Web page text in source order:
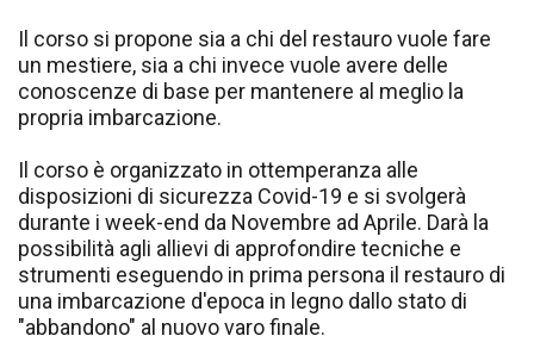
Il corso si propone sia a chi del restauro vuole fare
un mestiere, sia a chi invece vuole avere delle
conoscenze di base per mantenere al meglio la
propria imbarcazione.
Il corso è organizzato in ottemperanza alle
disposizioni di sicurezza Covid-19 e si svolgerà
durante i week-end da Novembre ad Aprile. Darà la
possibilità agli allievi di approfondire tecniche e
strumenti eseguendo in prima persona il restauro di
una imbarcazione d'epoca in legno dallo stato di
"abbandono" al nuovo varo finale.